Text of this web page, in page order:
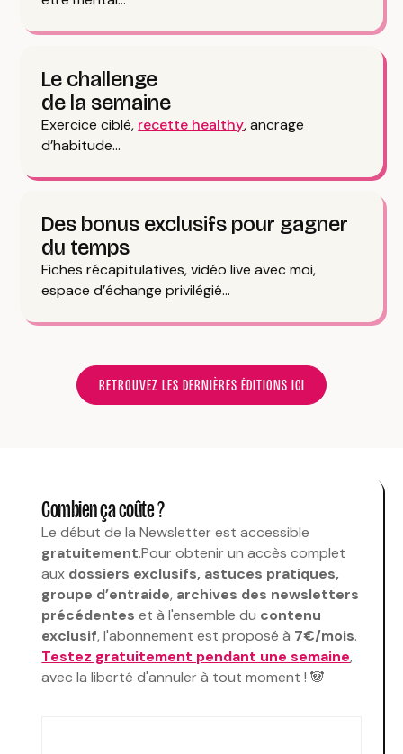
Le challenge
de la semaine
Exercice ciblé, recette healthy, ancrage
d’habitude…
Des bonus exclusifs pour gagner
du temps
Fiches récapitulatives, vidéo live avec moi,
espace d’échange privilégié…
RETROUVEZ LES DERNIÈRES ÉDITIONS ICI
Combien ça coûte ?
Le début de la Newsletter est accessible
gratuitement.Pour obtenir un accès complet
aux dossiers exclusifs, astuces pratiques,
groupe d’entraide, archives des newsletters
précédenteset à l'ensemble du contenu
exclusif, l'abonnement est proposé à 7€/mois.
Testez gratuitement pendant une semaine,
avec la liberté d'annuler à tout moment ! 🐼